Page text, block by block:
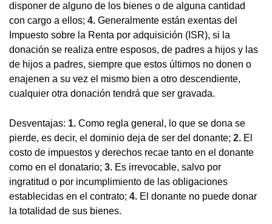
disponer de alguno de los bienes o de alguna cantidad
con cargo a ellos; 4. Generalmente están exentas del
Impuesto sobre la Renta por adquisición (ISR), si la
donación se realiza entre esposos, de padres a hijos y las
de hijos a padres, siempre que estos últimos no donen o
enajenen a su vez el mismo bien a otro descendiente,
cualquier otra donación tendrá que ser gravada.
Desventajas: 1. Como regla general, lo que se dona se
pierde, es decir, el dominio deja de ser del donante; 2. El
costo de impuestos y derechos recae tanto en el donante
como en el donatario; 3. Es irrevocable, salvo por
ingratitud o por incumplimiento de las obligaciones
establecidas en el contrato; 4. El donante no puede donar
la totalidad de sus bienes.